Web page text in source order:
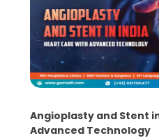
5 Essential Steps for
Collection and